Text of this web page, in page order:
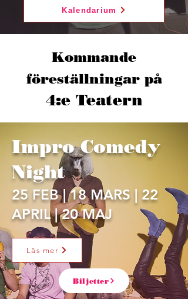
Kalendarium
Kommande
föreställningarpå
4:e Teatern
Impro Comedy
Night
25 FEB | 18 MARS | 22
APRIL | 20 MAJ
Läs mer
Biljetter